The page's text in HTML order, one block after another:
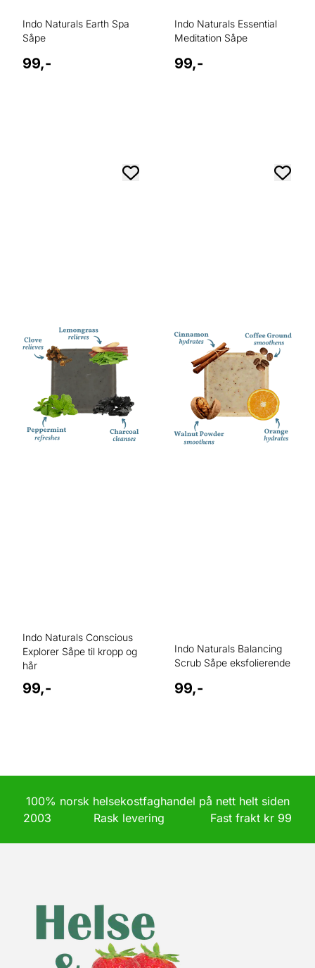
Indo Naturals Earth Spa
Såpe
99,-
Indo Naturals Essential
Meditation Såpe
99,-
Indo Naturals Conscious
Explorer Såpe til kropp og
hår
99,-
Indo Naturals Balancing
Scrub Såpe eksfolierende
99,-
100% norsk helsekostfaghandel på nett helt siden
2003 Rask levering Fast frakt kr 99